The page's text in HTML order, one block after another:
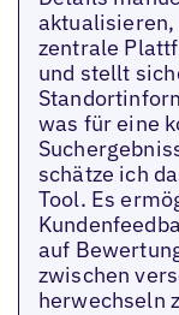
aktualisieren,
zentrale
und stellt
was für eine
schätze ich
Tool. Es
auf
zwischen
herwechseln